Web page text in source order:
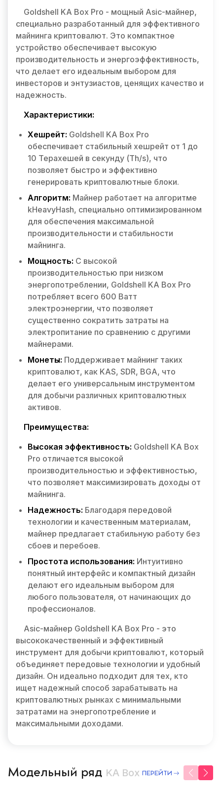
Goldshell KA Box Pro - мощный Asic-майнер,
специально разработанный для эффективного
майнинга криптовалют. Это компактное
устройство обеспечивает высокую
производительность и энергоэффективность,
что делает его идеальным выбором для
инвесторов и энтузиастов, ценящих качество и
надежность.
Характеристики:
Хешрейт: Goldshell KA Box Pro
обеспечивает стабильный хешрейт от 1 до
10 Терахешей в секунду (Th/s), что
позволяет быстро и эффективно
генерировать криптовалютные блоки.
Алгоритм: Майнер работает на алгоритме
kHeavyHash, специально оптимизированном
для обеспечения максимальной
производительности и стабильности
майнинга.
Мощность: С высокой
производительностью при низком
энергопотреблении, Goldshell KA Box Pro
потребляет всего 600 Ватт
электроэнергии, что позволяет
существенно сократить затраты на
электропитание по сравнению с другими
майнерами.
Монеты: Поддерживает майнинг таких
криптовалют, как KAS, SDR, BGA, что
делает его универсальным инструментом
для добычи различных криптовалютных
активов.
Преимущества:
Высокая эффективность: Goldshell KA Box
Pro отличается высокой
производительностью и эффективностью,
что позволяет максимизировать доходы от
майнинга.
Надежность: Благодаря передовой
технологии и качественным материалам,
майнер предлагает стабильную работу без
сбоев и перебоев.
Простота использования: Интуитивно
понятный интерфейс и компактный дизайн
делают его идеальным выбором для
любого пользователя, от начинающих до
профессионалов.
Asic-майнер Goldshell KA Box Pro - это
высококачественный и эффективный
инструмент для добычи криптовалют, который
объединяет передовые технологии и удобный
дизайн. Он идеально подходит для тех, кто
ищет надежный способ зарабатывать на
криптовалютных рынках с минимальными
затратами на энергопотребление и
максимальными доходами.
Модельный ряд KA Box ПЕРЕЙТИ